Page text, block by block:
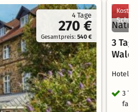
4 Tage
270 €
Gesamtpreis:540 €
3
Wald
Hotel
3